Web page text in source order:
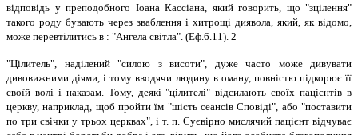
відповідь у преподобного Іоана Кассіана, який говорить, що "зцілення"
такого роду бувають через зваблення і хитрощі диявола, який, як відомо,
може перевтілитись в : "Ангела світла". (Еф.6.11). 2
"Цілитель", наділений "силою з висоти", дуже часто може дивувати
дивовижними діями, і тому вводячи людину в оману, повністю підкорює її
своїй волі і наказам. Тому, деякі "цілителі" відсилають своїх пацієнтів в
церкву, наприклад, щоб пройти їм "шість сеансів Сповіді", або "поставити
по три свічки у трьох церквах", і т. п. Суєвірно мислячий пацієнт відчуває